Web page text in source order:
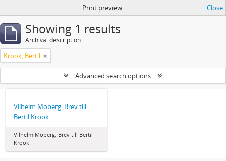
Print preview Close
Showing 1 results
Archival description
Krook, Bertil
Advanced search options
Vilhelm Moberg: Brev till
Bertil Krook
Vilhelm Moberg: Brev till Bertil
Krook